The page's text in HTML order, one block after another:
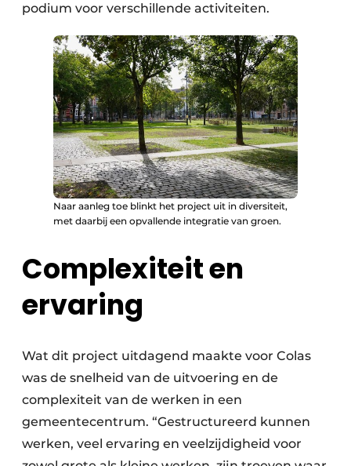
podium voor verschillende activiteiten.
Naar aanleg toe blinkt het project uit in diversiteit,
met daarbij een opvallende integratie van groen.
Complexiteit en
ervaring
Wat dit project uitdagend maakte voor Colas
was de snelheid van de uitvoering en de
complexiteit van de werken in een
gemeentecentrum. “Gestructureerd kunnen
werken, veel ervaring en veelzijdigheid voor